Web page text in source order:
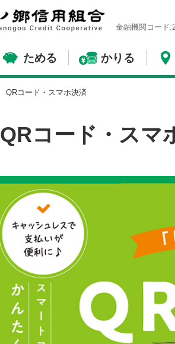
金融機関コード
ためる かりる
QRコード・スマホ決済
QRコード・スマ